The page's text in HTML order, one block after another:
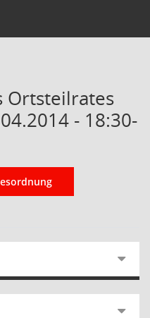
Ortsteilrates
- 18:30-